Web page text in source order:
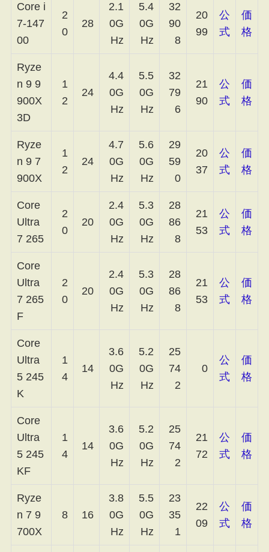
Core i
7-147
00
2
0
28
2.1
0G
Hz
5.4
0G
Hz
32
90
8
20
99
公
式
価
格
Ryze
n 9 9
900X
3D
1
2
24
4.4
0G
Hz
5.5
0G
Hz
32
79
6
21
90
公
式
価
格
Ryze
n 9 7
900X
1
2
24
4.7
0G
Hz
5.6
0G
Hz
29
59
0
20
37
公
式
価
格
Core
Ultra
7 265
2
0
20
2.4
0G
Hz
5.3
0G
Hz
28
86
8
21
53
公
式
価
格
Core
Ultra
7 265
F
2
0
20
2.4
0G
Hz
5.3
0G
Hz
28
86
8
21
53
公
式
価
格
Core
Ultra
5 245
K
1
4
14
3.6
0G
Hz
5.2
0G
Hz
25
74
2
0
公
式
価
格
Core
Ultra
5 245
KF
1
4
14
3.6
0G
Hz
5.2
0G
Hz
25
74
2
21
72
公
式
価
格
Ryze
n 7 9
700X
8 16
3.8
0G
Hz
5.5
0G
Hz
23
35
1
22
09
公
式
価
格